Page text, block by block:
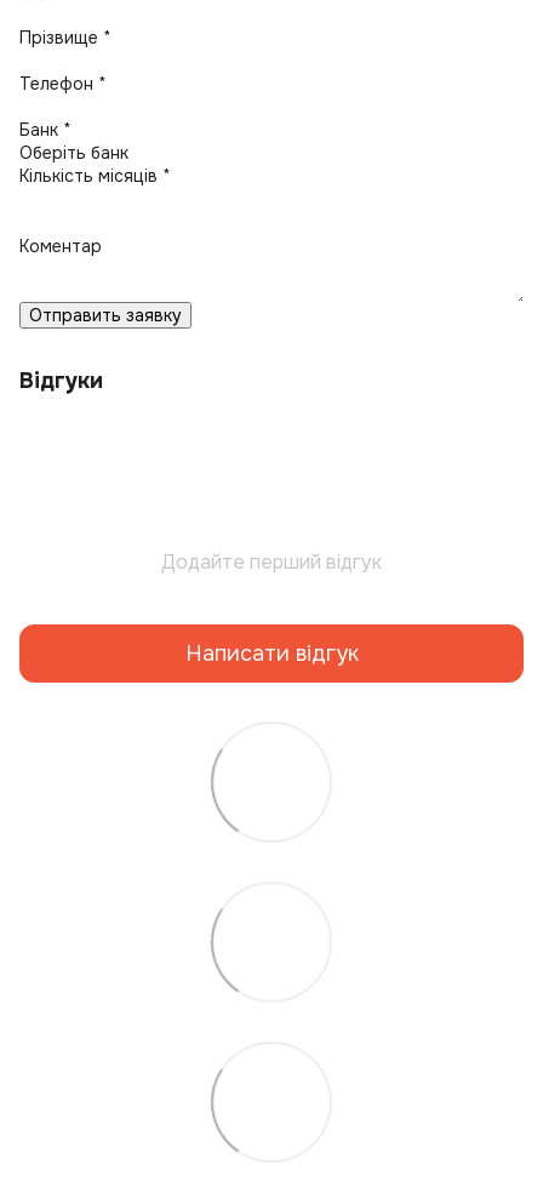
Прізвище *
Телефон *
Банк *
Кількість місяців *
Коментар
Отправить заявку
Відгуки
Додайте перший відгук
Написати відгук